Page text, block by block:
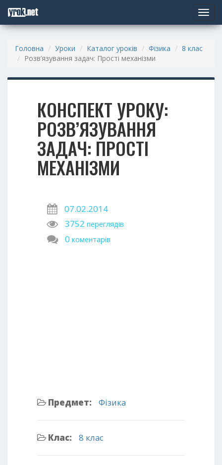
Toggle
Головна Уроки Каталог уроків Фізика
8 клас
Розв’язування задач: Прості механізми
КОНСПЕКТ УРОКУ:
РОЗВ’ЯЗУВАННЯ
ЗАДАЧ: ПРОСТІ
МЕХАНІЗМИ
07.02.2014
3752 переглядів
0 коментарів
Предмет: Фізика
Клас: 8 клас